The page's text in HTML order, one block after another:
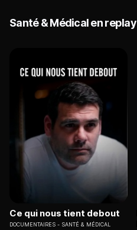
Santé & Médical en replay
Ce qui nous tient debout
DOCUMENTAIRES SANTÉ & MÉDICAL